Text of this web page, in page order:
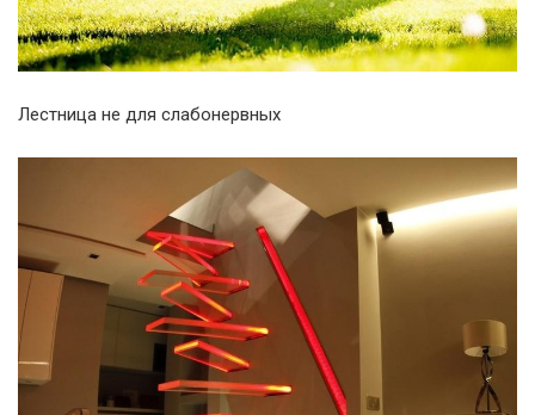
Лестница не для слабонервных